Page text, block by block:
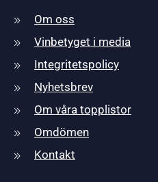
Om oss
Vinbetyget i media
Integritetspolicy
Nyhetsbrev
Om våra topplistor
Omdömen
Kontakt